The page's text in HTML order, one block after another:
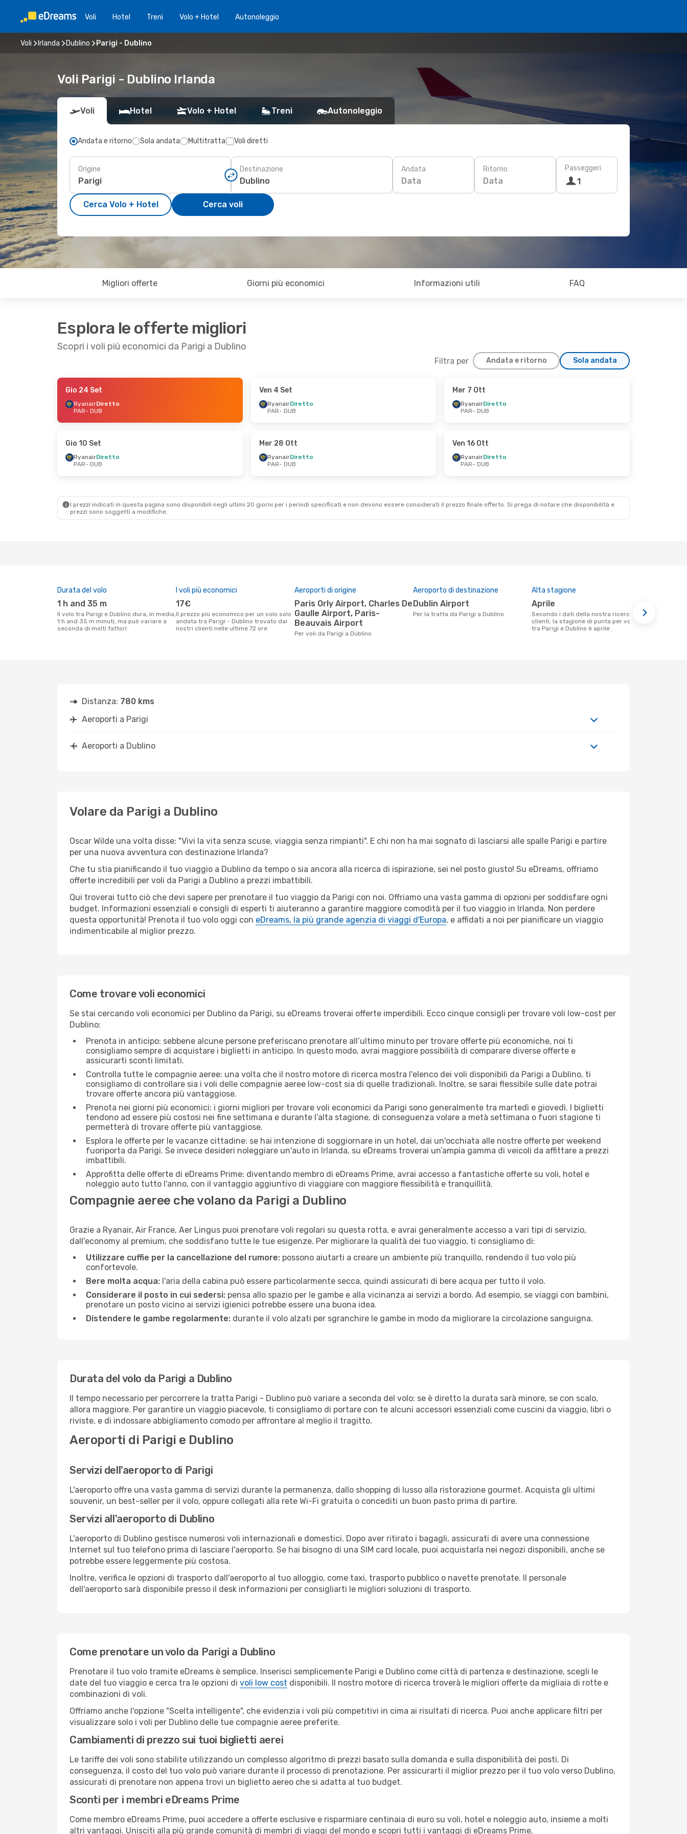
Voli Hotel Treni Volo + Hotel Autonoleggio
Voli Irlanda Dublino Parigi - Dublino
Voli Parigi - Dublino Irlanda
Voli Hotel Volo + Hotel Treni Autonoleggio
Andata e ritorno Sola andata Multitratta Voli diretti
Origine Destinazione Andata
Data
Ritorno
Data
Passeggeri
1
Cerca Volo + Hotel Cerca voli
Migliori offerte Giorni più economici Informazioni utili FAQ
Esplora le offerte migliori
Scopri i voli più economici da Parigi a Dublino
Filtra per Andata e ritorno Sola andata
- Dom 13 Set
- Gio 3 Set
DUB
- PAR - PAR
Gio 24 Set
RyanairDiretto
PAR- DUB
Ven 4 Set
RyanairDiretto
PAR- DUB
Mer 7 Ott
RyanairDiretto
PAR- DUB
Gio 10 Set
RyanairDiretto
PAR- DUB
Mer 28 Ott
RyanairDiretto
PAR- DUB
Ven 16 Ott
RyanairDiretto
PAR- DUB
I prezzi indicati in questa pagina sono disponibili negli ultimi 20 giorni per i periodi specificati e non devono essere considerati il ​​prezzo finale offerto. Si prega di notare che disponibilità e
prezzi sono soggetti a modifiche.
Durata del volo
1 h and 35 m
Il volo tra Parigi e Dublino dura, in media,
1 h and 35 m minuti, ma può variare a
seconda di molti fattori
I voli più economici
17€
Il prezzo più economico per un volo solo
andata tra Parigi - Dublino trovato dai
nostri clienti nelle ultime 72 ore
Aeroporti di origine
Paris Orly Airport, Charles De
Gaulle Airport, Paris-
Beauvais Airport
Per voli da Parigi a Dublino
Aeroporto di destinazione
Dublin Airport
Per la tratta da Parigi a Dublino
Alta stagione
aprile
Secondo i dati della nostra ricerca
clienti, la stagione di punta per volare
tra Parigi e Dublino è aprile .
Distanza: 780 kms
Aeroporti a Parigi
Aeroporti a Dublino
Volare da Parigi a Dublino
Oscar Wilde una volta disse: "Vivi la vita senza scuse, viaggia senza rimpianti". E chi non ha mai sognato di lasciarsi alle spalle Parigi e partire
per una nuova avventura con destinazione Irlanda?
Che tu stia pianificando il tuo viaggio a Dublino da tempo o sia ancora alla ricerca di ispirazione, sei nel posto giusto! Su eDreams, offriamo
offerte incredibili per voli da Parigi a Dublino a prezzi imbattibili.
Qui troverai tutto ciò che devi sapere per prenotare il tuo viaggio da Parigi con noi. Offriamo una vasta gamma di opzioni per soddisfare ogni
budget. Informazioni essenziali e consigli di esperti ti aiuteranno a garantire maggiore comodità per il tuo viaggio in Irlanda. Non perdere
questa opportunità! Prenota il tuo volo oggi con eDreams, la più grande agenzia di viaggi d'Europa, e affidati a noi per pianificare un viaggio
indimenticabile al miglior prezzo.
Come trovare voli economici
Se stai cercando voli economici per Dublino da Parigi, su eDreams troverai offerte imperdibili. Ecco cinque consigli per trovare voli low-cost per
Dublino:
Prenota in anticipo: sebbene alcune persone preferiscano prenotare all’ultimo minuto per trovare offerte più economiche, noi ti
consigliamo sempre di acquistare i biglietti in anticipo. In questo modo, avrai maggiore possibilità di comparare diverse offerte e
assicurarti sconti limitati.
Controlla tutte le compagnie aeree: una volta che il nostro motore di ricerca mostra l'elenco dei voli disponibili da Parigi a Dublino, ti
consigliamo di controllare sia i voli delle compagnie aeree low-cost sia di quelle tradizionali. Inoltre, se sarai flessibile sulle date potrai
trovare offerte ancora più vantaggiose.
Prenota nei giorni più economici: i giorni migliori per trovare voli economici da Parigi sono generalmente tra martedì e giovedì. I biglietti
tendono ad essere più costosi nei fine settimana e durante l’alta stagione, di conseguenza volare a metà settimana o fuori stagione ti
permetterà di trovare offerte più vantaggiose.
Esplora le offerte per le vacanze cittadine: se hai intenzione di soggiornare in un hotel, dai un'occhiata alle nostre offerte per weekend
fuoriporta da Parigi. Se invece desideri noleggiare un'auto in Irlanda, su eDreams troverai un’ampia gamma di veicoli da affittare a prezzi
imbattibili.
Approfitta delle offerte di eDreams Prime: diventando membro di eDreams Prime, avrai accesso a fantastiche offerte su voli, hotel e
noleggio auto tutto l'anno, con il vantaggio aggiuntivo di viaggiare con maggiore flessibilità e tranquillità.
Compagnie aeree che volano da Parigi a Dublino
Grazie a Ryanair, Air France, Aer Lingus puoi prenotare voli regolari su questa rotta, e avrai generalmente accesso a vari tipi di servizio,
dall'economy al premium, che soddisfano tutte le tue esigenze. Per migliorare la qualità dei tuo viaggio, ti consigliamo di:
Utilizzare cuffie per la cancellazione del rumore: possono aiutarti a creare un ambiente più tranquillo, rendendo il tuo volo più
confortevole.
Bere molta acqua: l'aria della cabina può essere particolarmente secca, quindi assicurati di bere acqua per tutto il volo.
Considerare il posto in cui sedersi: pensa allo spazio per le gambe e alla vicinanza ai servizi a bordo. Ad esempio, se viaggi con bambini,
prenotare un posto vicino ai servizi igienici potrebbe essere una buona idea.
Distendere le gambe regolarmente: durante il volo alzati per sgranchire le gambe in modo da migliorare la circolazione sanguigna.
Durata del volo da Parigi a Dublino
Il tempo necessario per percorrere la tratta Parigi - Dublino può variare a seconda del volo: se è diretto la durata sarà minore, se con scalo,
allora maggiore. Per garantire un viaggio piacevole, ti consigliamo di portare con te alcuni accessori essenziali come cuscini da viaggio, libri o
riviste, e di indossare abbigliamento comodo per affrontare al meglio il tragitto.
Aeroporti di Parigi e Dublino
Servizi dell'aeroporto di Parigi
L'aeroporto offre una vasta gamma di servizi durante la permanenza, dallo shopping di lusso alla ristorazione gourmet. Acquista gli ultimi
souvenir, un best-seller per il volo, oppure collegati alla rete Wi-Fi gratuita o concediti un buon pasto prima di partire.
Servizi all'aeroporto di Dublino
L'aeroporto di Dublino gestisce numerosi voli internazionali e domestici. Dopo aver ritirato i bagagli, assicurati di avere una connessione
Internet sul tuo telefono prima di lasciare l'aeroporto. Se hai bisogno di una SIM card locale, puoi acquistarla nei negozi disponibili, anche se
potrebbe essere leggermente più costosa.
Inoltre, verifica le opzioni di trasporto dall'aeroporto al tuo alloggio, come taxi, trasporto pubblico o navette prenotate. Il personale
dell'aeroporto sarà disponibile presso il desk informazioni per consigliarti le migliori soluzioni di trasporto.
Come prenotare un volo da Parigi a Dublino
Prenotare il tuo volo tramite eDreams è semplice. Inserisci semplicemente Parigi e Dublino come città di partenza e destinazione, scegli le
date del tuo viaggio e cerca tra le opzioni di voli low cost disponibili. Il nostro motore di ricerca troverà le migliori offerte da migliaia di rotte e
combinazioni di voli.
Offriamo anche l'opzione "Scelta intelligente", che evidenzia i voli più competitivi in cima ai risultati di ricerca. Puoi anche applicare filtri per
visualizzare solo i voli per Dublino delle tue compagnie aeree preferite.
Cambiamenti di prezzo sui tuoi biglietti aerei
Le tariffe dei voli sono stabilite utilizzando un complesso algoritmo di prezzi basato sulla domanda e sulla disponibilità dei posti. Di
conseguenza, il costo del tuo volo può variare durante il processo di prenotazione. Per assicurarti il miglior prezzo per il tuo volo verso Dublino,
assicurati di prenotare non appena trovi un biglietto aereo che si adatta al tuo budget.
Sconti per i membri eDreams Prime
Come membro eDreams Prime, puoi accedere a offerte esclusive e risparmiare centinaia di euro su voli, hotel e noleggio auto, insieme a molti
altri vantaggi. Unisciti alla più grande comunità di membri di viaggi del mondo e scopri tutti i vantaggi di eDreams Prime.